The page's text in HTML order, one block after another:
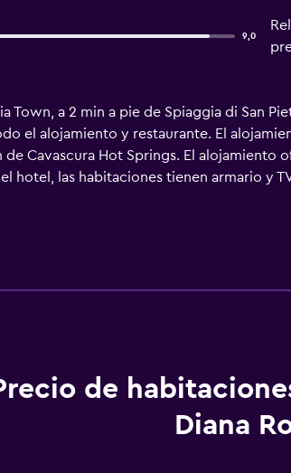
9,0
Town, a 2 min a pie de Spiaggia di San
el alojamiento y restaurante. El
de Cavascura Hot Springs. El
hotel, las habitaciones tienen armario y
aseo gratuitos, y algunas habitaciones
y escritorio. En Villa Diana Rooms
de
Diana